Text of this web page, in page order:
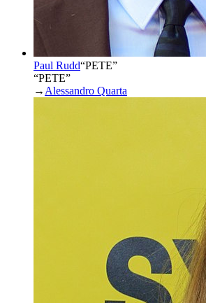
Paul Rudd“PETE”
“PETE”
→ Alessandro Quarta